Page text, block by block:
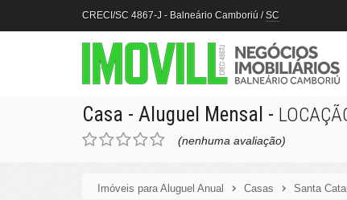
CRECI/SC 4867-J - Balneário Camboriú /SC
Casa - Aluguel Mensal -
(nenhuma avaliação)
Imóveis para Aluguel Anual Casas Santa